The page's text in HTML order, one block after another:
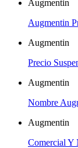
Augmentin
Augmentin
Augmentin
Precio
Augmentin
Nombre
Augmentin
Comercial Y